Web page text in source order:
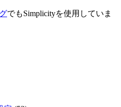
でもSimplicityを使用していま